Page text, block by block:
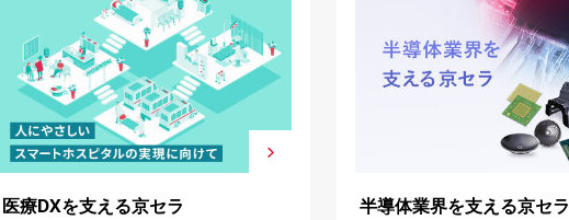
医療DXを支える京セラ 半導体業界を支える京セラ